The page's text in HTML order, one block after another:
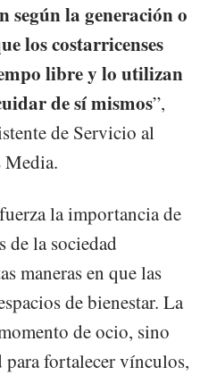
según la generación o
los costarricenses
libre y lo utilizan
de sí mismos”,
de Servicio al
Media.
la importancia de
de la sociedad
maneras en que las
de bienestar. La
de ocio, sino
fortalecer vínculos,